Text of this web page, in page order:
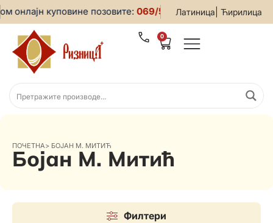
Латиница Ћирилица
онлајн куповине позовите:069/5599-019• За све
0
ПОЧЕТНА> БОЈАН М. МИТИЋ
Бојан М. Митић
Филтери